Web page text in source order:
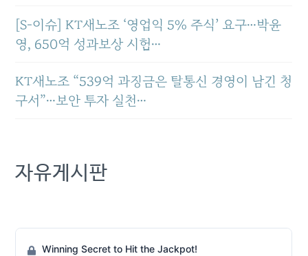
[S-이슈] KT새노조 ‘영업익 5% 주식’ 요구…박윤
영, 650억 성과보상 시험…
KT새노조 “539억 과징금은 탈통신 경영이 남긴 청
구서”…보안 투자 실천…
자유게시판
Winning Secret to Hit the Jackpot!